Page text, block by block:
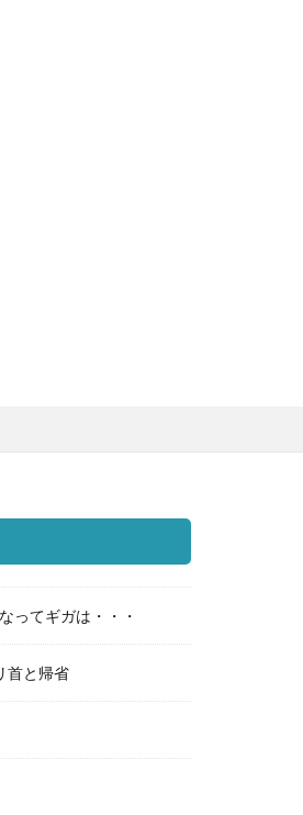
ってギガは・・・
首と帰省